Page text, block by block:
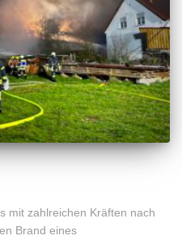
mit zahlreichen Kräften nach
Brand eines